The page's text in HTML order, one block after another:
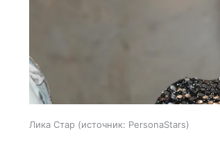
Лика Стар источник: PersonaStars